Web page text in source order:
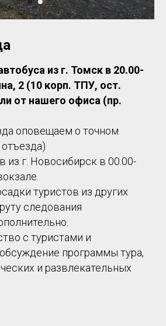
из г. Томск в 20.00-
2 (10 корп. ТПУ, ост.
от нашего офиса (пр.
оповещаем о точном
из г. Новосибирск в 00.00-
туристов из других
следования
с туристами и
программы тура,
и развлекательных